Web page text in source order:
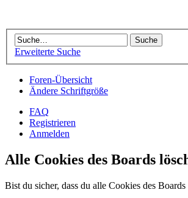
Erweiterte Suche
Foren-Übersicht
Ändere Schriftgröße
FAQ
Registrieren
Anmelden
Alle Cookies des Boards
Bist du sicher, dass du alle Cookies des